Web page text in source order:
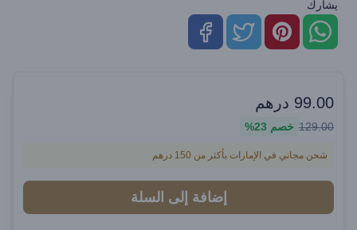
يشارك
99.00 درهم
129.00 خصم 23%
شحن مجاني في الإمارات بأكثر من 150 درهم
إضافة إلى السلة